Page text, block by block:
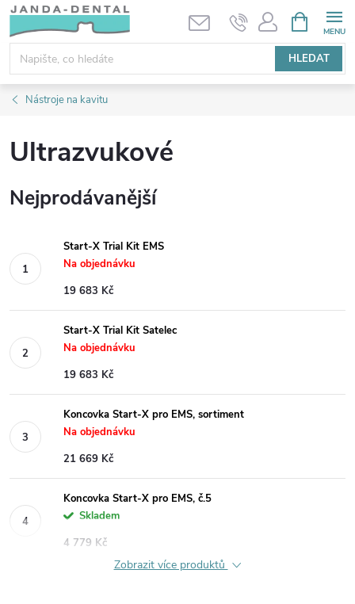
Přejít
obsah
HLEDAT
NÁKUPNÍ
KOŠÍK
Nástroje na kavitu
Ultrazvukové
Nejprodávanější
Start-X Trial Kit EMS
Na objednávku
19 683 Kč
Start-X Trial Kit Satelec
Na objednávku
19 683 Kč
Koncovka Start-X pro EMS, sortiment
Na objednávku
21 669 Kč
Koncovka Start-X pro EMS, č.5
Skladem
4 779 Kč
Zobrazit více produktů